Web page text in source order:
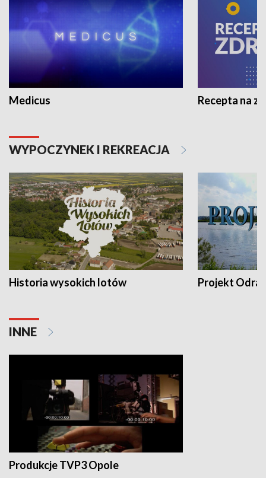
Medicus Recepta na
WYPOCZYNEK I REKREACJA
Historia wysokich lotów Projekt Odra
INNE
Produkcje TVP3 Opole